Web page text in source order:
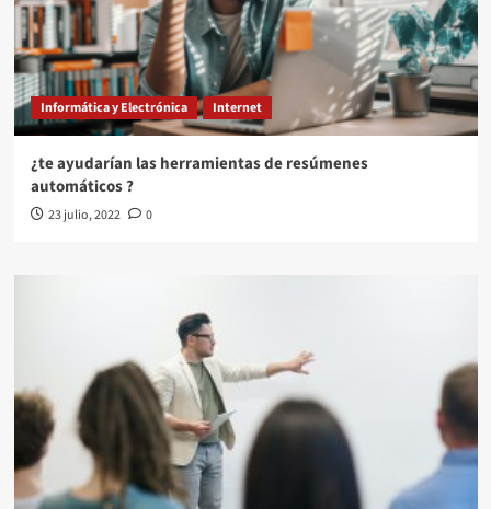
Informática y Electrónica Internet
¿te ayudarían las herramientas de resúmenes
automáticos ?
23 julio, 2022 0